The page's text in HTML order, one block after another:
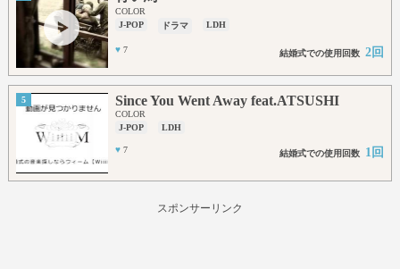
COLOR
J-POP
ドラマ LDH
♥ 7 結婚式での使用回数 2回
5 Since You Went Away feat.ATSUSHI
COLOR
J-POP
LDH
♥ 7 結婚式での使用回数 1回
スポンサーリンク